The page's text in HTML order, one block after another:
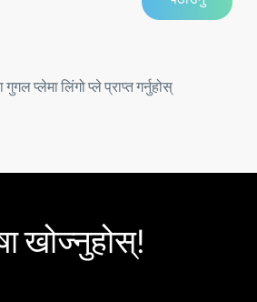
गुगल प्लेमा लिंगो प्ले प्राप्त गर्नुहोस्
खोज्नुहोस्!